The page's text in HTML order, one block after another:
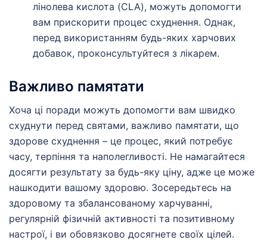
лінолева кислота (CLA), можуть допомогти
вам прискорити процес схуднення. Однак,
перед використанням будь-яких харчових
добавок, проконсультуйтеся з лікарем.
Важливо памятати
Хоча ці поради можуть допомогти вам швидко
схуднути перед святами, важливо памятати, що
здорове схуднення – це процес, який потребує
часу, терпіння та наполегливості. Не намагайтеся
досягти результату за будь-яку ціну, адже це може
нашкодити вашому здоровю. Зосередьтесь на
здоровому та збалансованому харчуванні,
регулярній фізичній активності та позитивному
настрої, і ви обовязково досягнете своїх цілей.